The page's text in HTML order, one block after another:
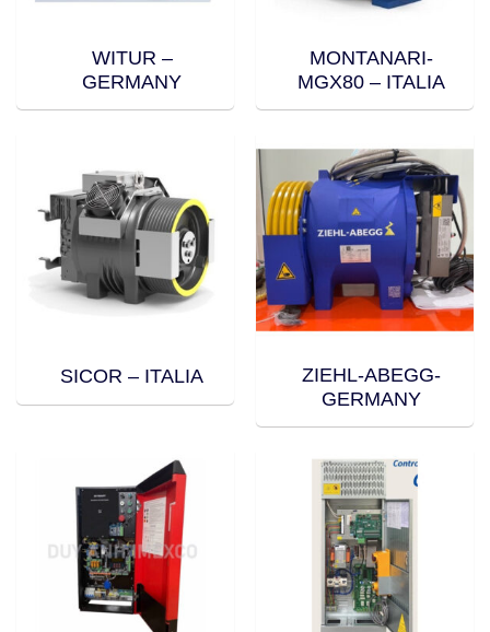
WITUR –
GERMANY
MONTANARI-
MGX80 – ITALIA
SICOR – ITALIA
ZIEHL-ABEGG-
GERMANY